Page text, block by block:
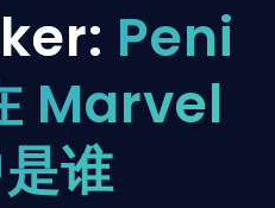
Peni
Marvel
谁